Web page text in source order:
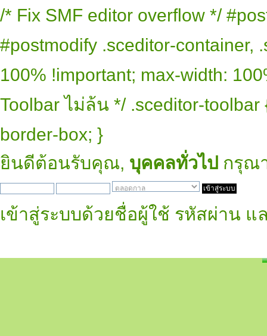
/* Fix SMF editor overflow */
#postmodify .sceditor-container,
100% !important; max-width:
Toolbar ไม่ล้น */ .sceditor-
border-box; }
ยินดีต้อนรับคุณ, บุคคลทั่วไป กรุณ
เข้าสู่ระบบด้วยชื่อผู้ใช้ รหัสผ่าน แ